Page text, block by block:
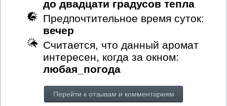
до двадцати градусов тепла
Предпочтительное время суток:
вечер
Считается, что данный аромат
интересен, когда за окном:
любая_погода
Перейти к отзывам и комментариям